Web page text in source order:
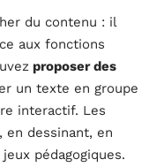
du contenu : il
aux fonctions
proposer des
un texte en groupe
interactif. Les
dessinant, en
pédagogiques.